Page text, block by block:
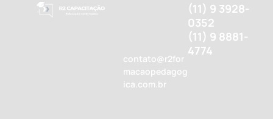
contato@r2for
macaopedagog
ica.com.br
(11) 9 3928-
0352
(11) 9 8881-
4774